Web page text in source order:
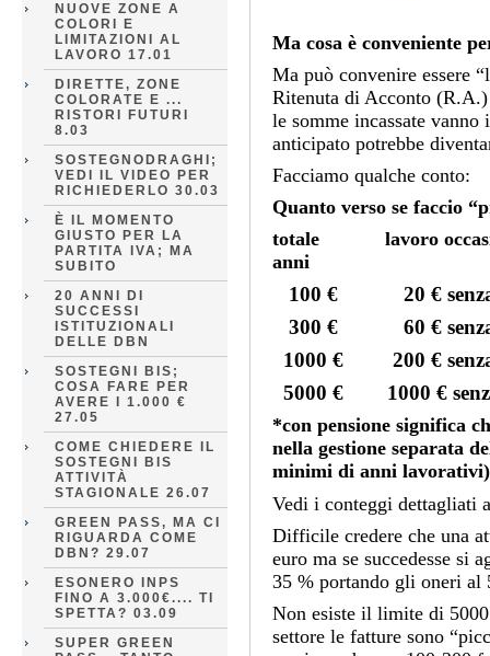
NUOVE ZONE A
COLORI E
LIMITAZIONI AL
LAVORO 17.01
DIRETTE, ZONE
COLORATE E ...
RISTORI FUTURI
8.03
SOSTEGNODRAGHI;
VEDI IL VIDEO PER
RICHIEDERLO 30.03
È IL MOMENTO
GIUSTO PER LA
PARTITA IVA; MA
SUBITO
20 ANNI DI
SUCCESSI
ISTITUZIONALI
DELLE DBN
SOSTEGNI BIS;
COSA FARE PER
AVERE I 1.000 €
27.05
COME CHIEDERE IL
SOSTEGNI BIS
ATTIVITÀ
STAGIONALE 26.07
GREEN PASS, MA CI
RIGUARDA COME
DBN? 29.07
ESONERO INPS
FINO A 3.000€.... TI
SPETTA? 03.09
SUPER GREEN
Ma cosa è conveniente
Ma può convenire essere
Ritenuta di Acconto (R.A.)
le somme incassate
anticipato potrebbe
Facciamo qualche conto:
Quanto verso se faccio
totale lavoro
anni
100 € 20 €
300 € 60 €
1000 € 200 €
5000 € 1000 €
*con pensione significa
nella gestione separata
minimi di anni lavorativi)
Vedi i conteggi dettagliati
Difficile credere che una
euro ma se succedesse si
35 % portando gli oneri al
Non esiste il limite di
settore le fatture sono